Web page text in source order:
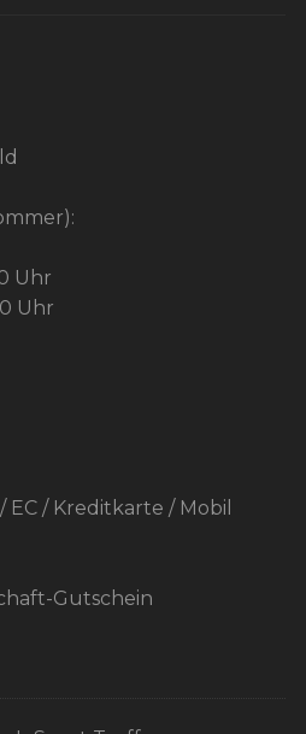
Uhr
Uhr
/ Kreditkarte / Mobil
Gutschein